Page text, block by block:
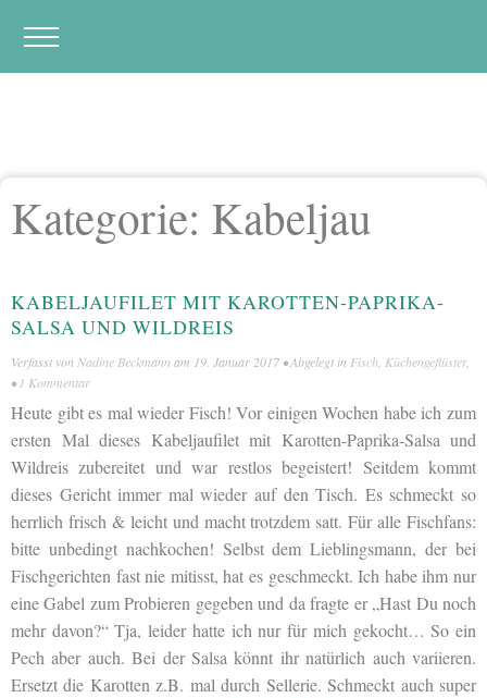
Kategorie: Kabeljau
KABELJAUFILET MIT KAROTTEN-PAPRIKA-
SALSA UND WILDREIS
Verfasst von Nadine Beckmann am 19. Januar 2017 • Abgelegt in Fisch Küchengeflüster,
• 1 Kommentar
Heute gibt es mal wieder Fisch! Vor einigen Wochen habe ich zum
ersten Mal dieses Kabeljaufilet mit Karotten-Paprika-Salsa und
Wildreis zubereitet und war restlos begeistert! Seitdem kommt
dieses Gericht immer mal wieder auf den Tisch. Es schmeckt so
herrlich frisch & leicht und macht trotzdem satt. Für alle Fischfans:
bitte unbedingt nachkochen! Selbst dem Lieblingsmann, der bei
Fischgerichten fast nie mitisst, hat es geschmeckt. Ich habe ihm nur
eine Gabel zum Probieren gegeben und da fragte er „Hast Du noch
mehr davon?“ Tja, leider hatte ich nur für mich gekocht… So ein
Pech aber auch. Bei der Salsa könnt ihr natürlich auch variieren.
Ersetzt die Karotten z.B. mal durch Sellerie. Schmeckt auch super